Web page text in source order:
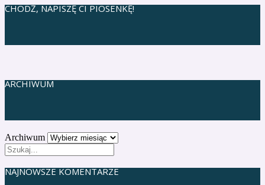
CHODŹ, NAPISZĘ CI PIOSENKĘ!
ARCHIWUM
Archiwum
NAJNOWSZE KOMENTARZE